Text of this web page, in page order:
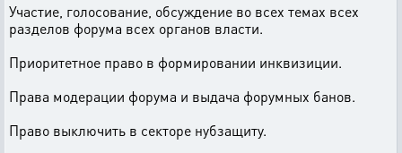
Участие, голосование, обсуждение во всех темах всех
разделов форума всех органов власти.
Приоритетное право в формировании инквизиции.
Права модерации форума и выдача форумных банов.
Право выключить в секторе нубзащиту.